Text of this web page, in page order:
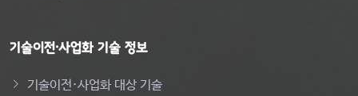
기술이전·사업화 기술 정보
기술이전·사업화 대상 기술